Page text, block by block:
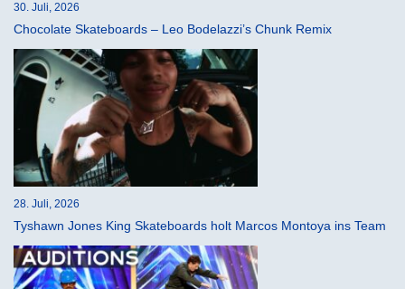
30. Juli, 2026
Chocolate Skateboards – Leo Bodelazzi’s Chunk Remix
28. Juli, 2026
Tyshawn Jones King Skateboards holt Marcos Montoya ins Team